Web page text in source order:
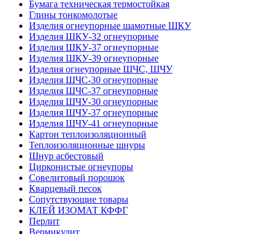
Бумага техническая термостойкая
Глины тонкомолотые
Изделия огнеупорные шамотные ШКУ
Изделия ШКУ-32 огнеупорные
Изделия ШКУ-37 огнеупорные
Изделия ШКУ-39 огнеупорные
Изделия огнеупорные ШЧС, ШЧУ
Изделия ШЧС-30 огнеупорные
Изделия ШЧС-37 огнеупорные
Изделия ШЧУ-30 огнеупорные
Изделия ШЧУ-37 огнеупорные
Изделия ШЧУ-41 огнеупорные
Картон теплоизоляционный
Теплоизоляционные шнуры
Шнур асбестовый
Цирконистые огнеупоры
Совелитовый порошок
Кварцевый песок
Сопутствующие товары
КЛЕЙ ИЗОМАТ КФФГ
Перлит
Вермикулит